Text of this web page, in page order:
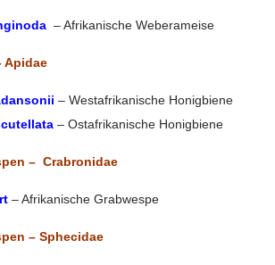
– Afrikanische Weberameise
Apidae
– Westafrikanische Honigbiene
– Ostafrikanische Honigbiene
– Crabronidae
– Afrikanische Grabwespe
– Sphecidae